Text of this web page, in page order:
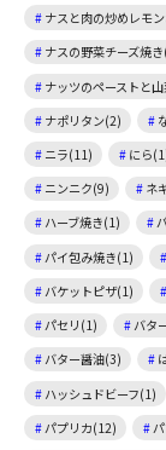
ナスと肉の炒めレモ
ナスの野菜チーズ焼
ナッツのペーストと
ナポリタン(2)
ニラ(11)
にら
ニンニク(9)
ネ
ハーブ焼き(1)
パイ包み焼き(1)
バケットピザ(1)
パセリ(1)
バタ
バター醤油(3)
ハッシュドビーフ(1)
パプリカ(12)